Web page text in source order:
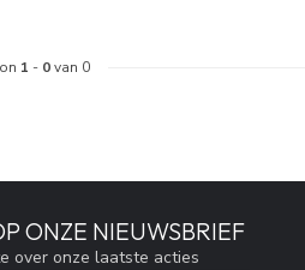
1 - 0van 0
ONZE NIEUWSBRIEF
over onze laatste acties